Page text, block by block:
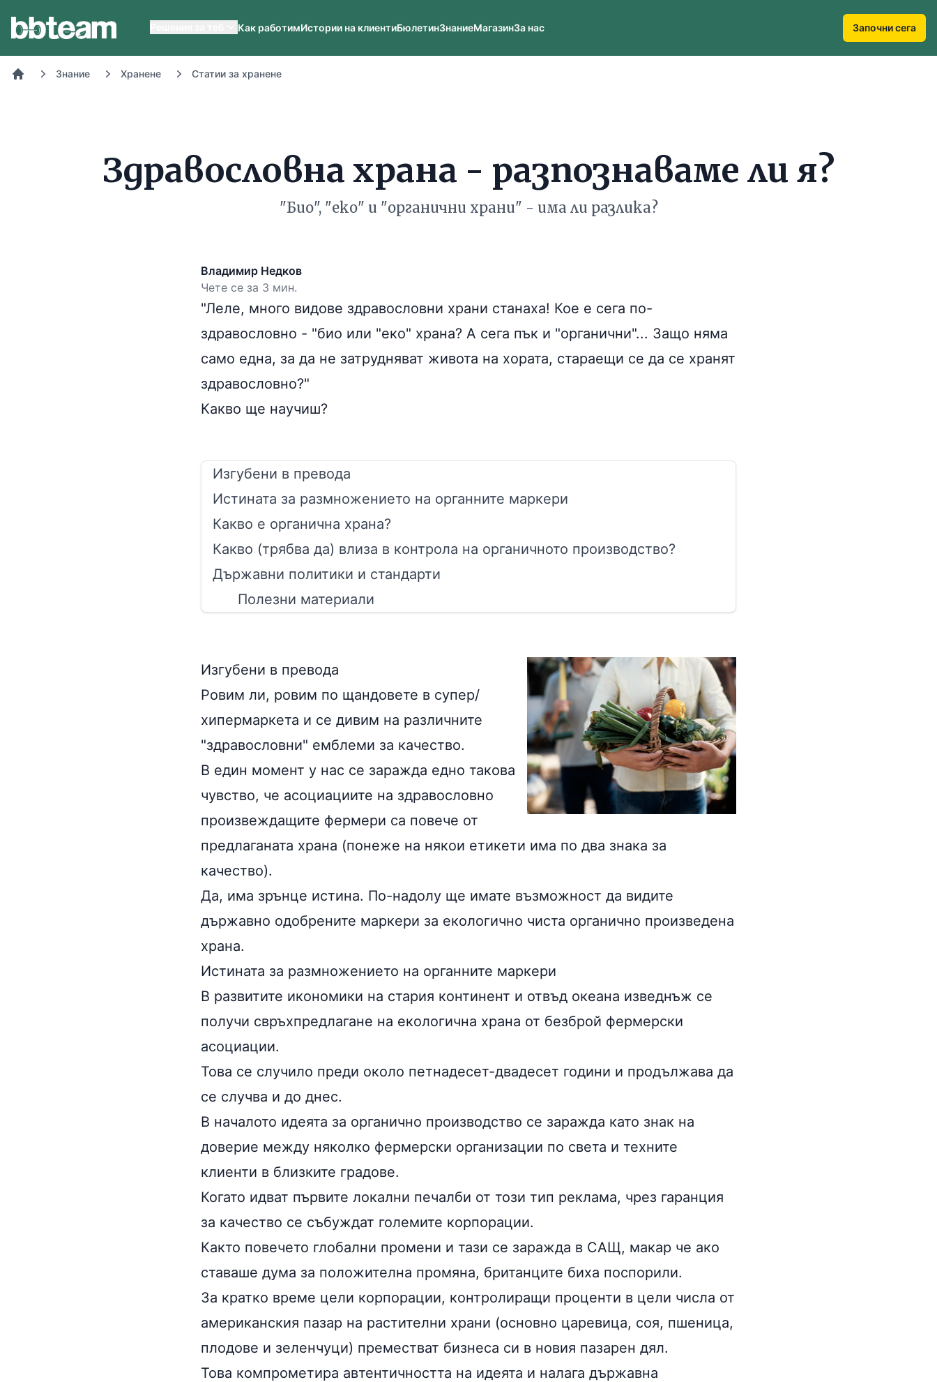
Как работимИстории на клиентиБюлетинЗнаниеМагазинЗа нас Започни сега
Знание Хранене Статии за хранене
Здравословна храна - разпознаваме ли я?
"Био", "еко" и "органични храни" - има ли разлика?
Владимир Недков
Чете се за 3 мин.
"Леле, много видове здравословни храни станаха! Кое е сега по-
здравословно - "био или "еко" храна? А сега пък и "органични"... Защо няма
само една, за да не затрудняват живота на хората, стараещи се да се хранят
здравословно?"
Какво ще научиш?
Изгубени в превода
Истината за размножението на органните маркери
Какво е органична храна?
Какво (трябва да) влиза в контрола на органичното производство?
Държавни политики и стандарти
Полезни материали
Изгубени в превода
Ровим ли, ровим по щандовете в супер/
хипермаркета и се дивим на различните
"здравословни" емблеми за качество.
В един момент у нас се заражда едно такова
чувство, че асоциациите на здравословно
произвеждащите фермери са повече от
предлаганата храна (понеже на някои етикети има по два знака за
качество).
Да, има зрънце истина. По-надолу ще имате възможност да видите
държавно одобрените маркери за екологично чиста органично произведена
храна.
Истината за размножението на органните маркери
В развитите икономики на стария континент и отвъд океана изведнъж се
получи свръхпредлагане на екологична храна от безброй фермерски
асоциации.
Това се случило преди около петнадесет-двадесет години и продължава да
се случва и до днес.
В началото идеята за органично производство се заражда като знак на
доверие между няколко фермерски организации по света и техните
клиенти в близките градове.
Когато идват първите локални печалби от този тип реклама, чрез гаранция
за качество се събуждат големите корпорации.
Както повечето глобални промени и тази се заражда в САЩ, макар че ако
ставаше дума за положителна промяна, британците биха поспорили.
За кратко време цели корпорации, контролиращи проценти в цели числа от
американския пазар на растителни храни (основно царевица, соя, пшеница,
плодове и зеленчуци) преместват бизнеса си в новия пазарен дял.
Това компрометира автентичността на идеята и налага държавна